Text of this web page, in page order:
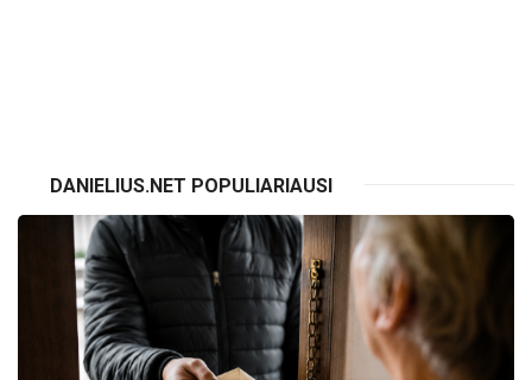
DANIELIUS.NET POPULIARIAUSI